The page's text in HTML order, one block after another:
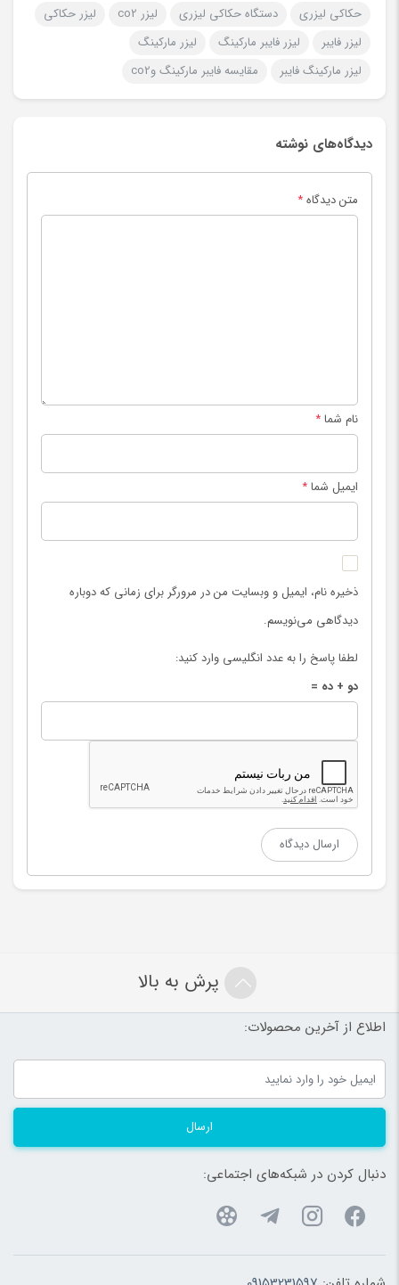
حکاکی لیزری دستگاه حکاکی لیزری لیزر co2
لیزر حکاکی
لیزر فایبر
لیزر فایبر مارکینگ
لیزر مارکینگ
لیزر مارکینگ فایبر
مقایسه فایبر مارکینگ وco2
دیدگاه‌های نوشته
متن دیدگاه*
نام شما*
ایمیل شما*
ذخیره نام، ایمیل و وبسایت من در مرورگر برای زمانی که دوباره
دیدگاهی می‌نویسم.
لطفا پاسخ را به عدد انگلیسی وارد کنید:
دو + ده =
پرش به بالا
اطلاع از آخرین محصولات:
ارسال
دنبال کردن در شبکه‌های اجتماعی: